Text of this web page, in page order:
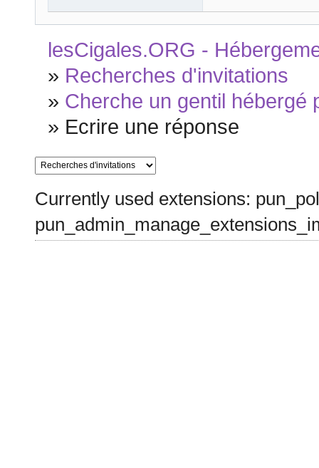
lesCigales.ORG -
» Recherches d'invitations
» Cherche un gentil hébergé
» Ecrire une réponse
Currently used extensions: